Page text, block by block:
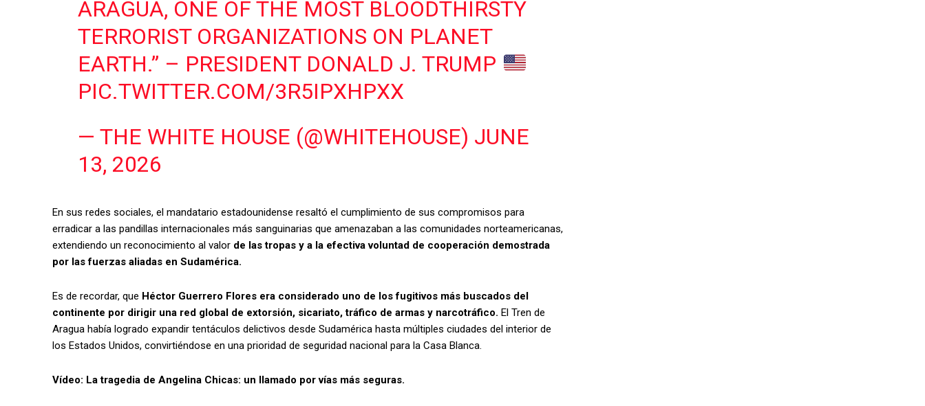
ARAGUA, ONE OF THE MOST BLOODTHIRSTY
TERRORIST ORGANIZATIONS ON PLANET
EARTH.” – PRESIDENT DONALD J. TRUMP
PIC.TWITTER.COM/3R5IPXHPXX
— THE WHITE HOUSE (@WHITEHOUSE) JUNE
13, 2026
En sus redes sociales, el mandatario estadounidense resaltó el cumplimiento de sus compromisos para
erradicar a las pandillas internacionales más sanguinarias que amenazaban a las comunidades norteamericanas,
extendiendo un reconocimiento al valor de las tropas y a la efectiva voluntad de cooperación demostrada
por las fuerzas aliadas en Sudamérica.
Es de recordar, que Héctor Guerrero Flores era considerado uno de los fugitivos más buscados del
continente por dirigir una red global de extorsión, sicariato, tráfico de armas y narcotráfico. El Tren de
Aragua había logrado expandir tentáculos delictivos desde Sudamérica hasta múltiples ciudades del interior de
los Estados Unidos, convirtiéndose en una prioridad de seguridad nacional para la Casa Blanca.
Vídeo: La tragedia de Angelina Chicas: un llamado por vías más seguras.